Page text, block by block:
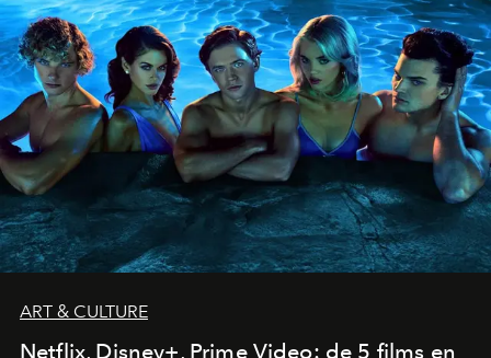
ART & CULTURE
Netflix, Disney+, Prime Video: de 5 films en